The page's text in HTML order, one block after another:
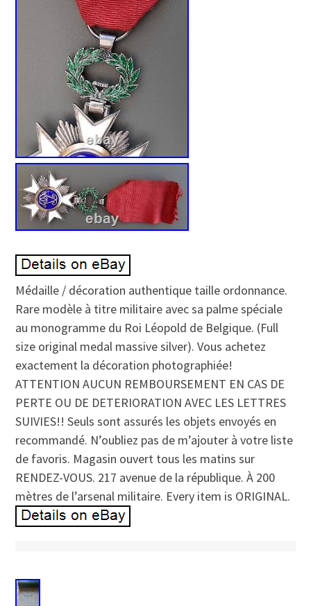
Médaille / décoration authentique taille ordonnance.
Rare modèle à titre militaire avec sa palme spéciale
au monogramme du Roi Léopold de Belgique. (Full
size original medal massive silver). Vous achetez
exactement la décoration photographiée!
ATTENTION AUCUN REMBOURSEMENT EN CAS DE
PERTE OU DE DETERIORATION AVEC LES LETTRES
SUIVIES!! Seuls sont assurés les objets envoyés en
recommandé. N’oubliez pas de m’ajouter à votre liste
de favoris. Magasin ouvert tous les matins sur
RENDEZ-VOUS. 217 avenue de la république. À 200
mètres de l’arsenal militaire. Every item is ORIGINAL.